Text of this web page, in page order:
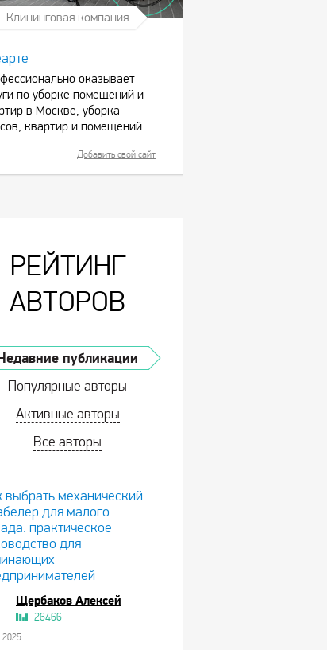
Клининговая компания
оказывает
по уборке помещений и
в Москве, уборка
квартир и помещений.
Добавить свой сайт
РЕЙТИНГ
АВТОРОВ
публикации
Популярные авторы
Активные авторы
Все авторы
выбрать механический
для малого
практическое
для
Щербаков Алексей
26466